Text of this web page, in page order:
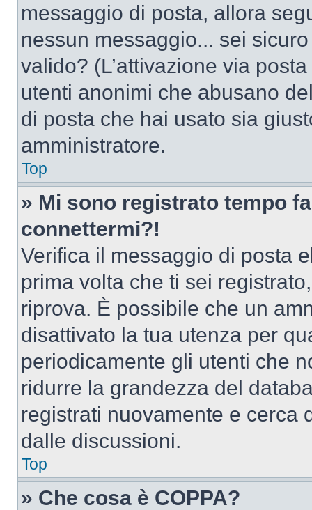
messaggio di posta, allora
nessun messaggio... sei
valido? (L’attivazione via
utenti anonimi che abusano
di posta che hai usato sia
amministratore.
Top
» Mi sono registrato tempo
connettermi?!
Verifica il messaggio di posta
prima volta che ti sei
riprova. È possibile che un
disattivato la tua utenza per
periodicamente gli utenti che
ridurre la grandezza del
registrati nuovamente e cerca
dalle discussioni.
Top
» Che cosa è COPPA?